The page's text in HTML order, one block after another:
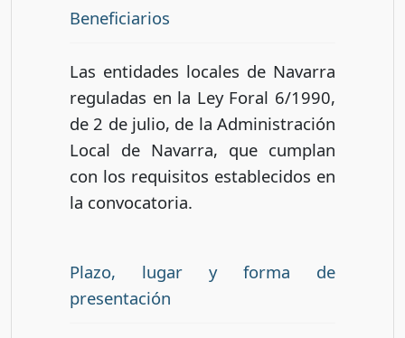
Beneficiarios
Las entidades locales de Navarra
reguladas en la Ley Foral 6/1990,
de 2 de julio, de la Administración
Local de Navarra, que cumplan
con los requisitos establecidos en
la convocatoria.
Plazo, lugar y forma de
presentación